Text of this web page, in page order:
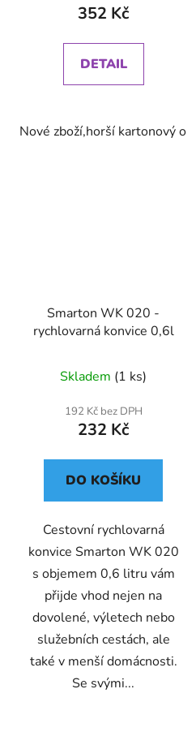
352 Kč
DETAIL
Nové zboží,horší kartonový
Smarton WK 020 -
rychlovarná konvice 0,6l
Skladem (1 ks)
192 Kč bez DPH
232 Kč
DO KOŠÍKU
Cestovní rychlovarná
konvice Smarton WK 020
s objemem 0,6 litru vám
přijde vhod nejen na
dovolené, výletech nebo
služebních cestách, ale
také v menší domácnosti.
Se svými...